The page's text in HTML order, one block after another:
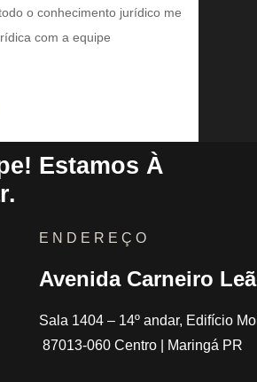
o conhecimento jurídico me
com a equipe
Estamos À
E N D E R E Ç O
Avenida Carneiro
Sala 1404 – 14º andar, Edifício
87013-060 Centro | Maringá PR